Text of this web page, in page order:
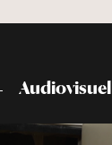
Audiovisuel